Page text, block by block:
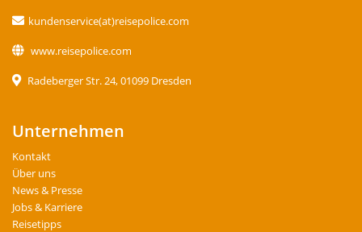
kundenservice(at)reisepolice.com
www.reisepolice.com
Radeberger Str. 24, 01099 Dresden
Unternehmen
Kontakt
Über uns
News & Presse
Jobs & Karriere
Reisetipps